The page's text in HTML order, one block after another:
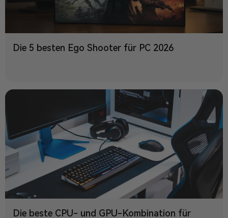
Die 5 besten Ego Shooter für PC 2026
Die beste CPU- und GPU-Kombination für